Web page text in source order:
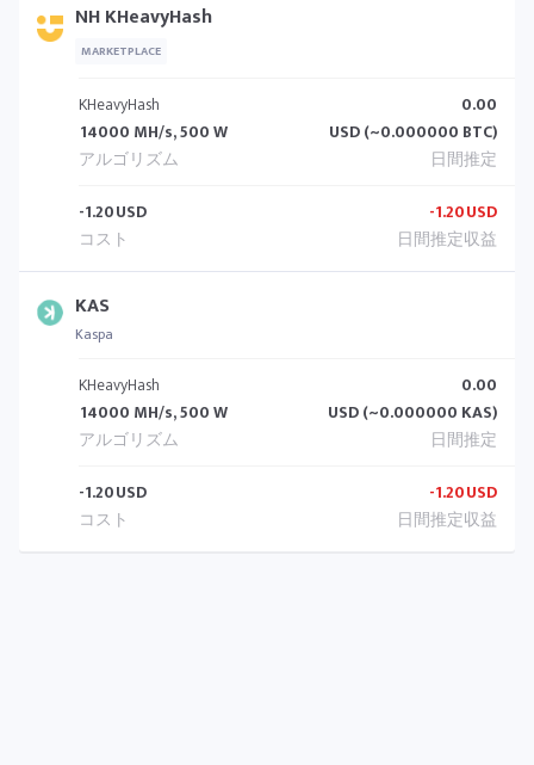
NH KHeavyHash
MARKETPLACE
KHeavyHash
14000 MH/s, 500 W
0.00
USD (~0.000000 BTC)
-1.20USD -1.20USD
KAS
Kaspa
KHeavyHash
14000 MH/s, 500 W
0.00
USD (~0.000000 KAS)
-1.20USD -1.20USD